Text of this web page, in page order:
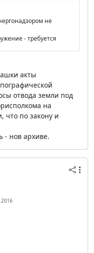
не
- требуется
акты
отвода земли под
на
что по закону и
- нов архиве.